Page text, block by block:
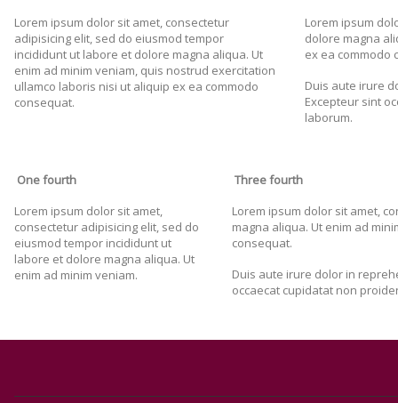
Lorem ipsum dolor sit amet, consectetur
adipisicing elit, sed do eiusmod tempor
incididunt ut labore et dolore magna aliqua. Ut
enim ad minim veniam, quis nostrud exercitation
ullamco laboris nisi ut aliquip ex ea commodo
consequat.
Lorem ipsum
dolore magna
ex ea commodo
Duis aute irure
Excepteur sint
laborum.
One fourth
Lorem ipsum dolor sit amet,
consectetur adipisicing elit, sed do
eiusmod tempor incididunt ut
labore et dolore magna aliqua. Ut
enim ad minim veniam.
Three fourth
Lorem ipsum dolor sit amet,
magna aliqua. Ut enim ad
consequat.
Duis aute irure dolor in
occaecat cupidatat non